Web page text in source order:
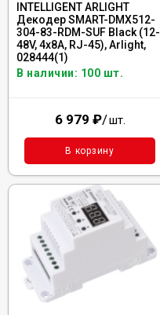
INTELLIGENT ARLIGHT
Декодер SMART-DMX512-
304-83-RDM-SUF Black (12-
48V, 4x8A, RJ-45), Arlight,
028444(1)
В наличии: 100 шт.
6 979 ₽/шт.
В корзину